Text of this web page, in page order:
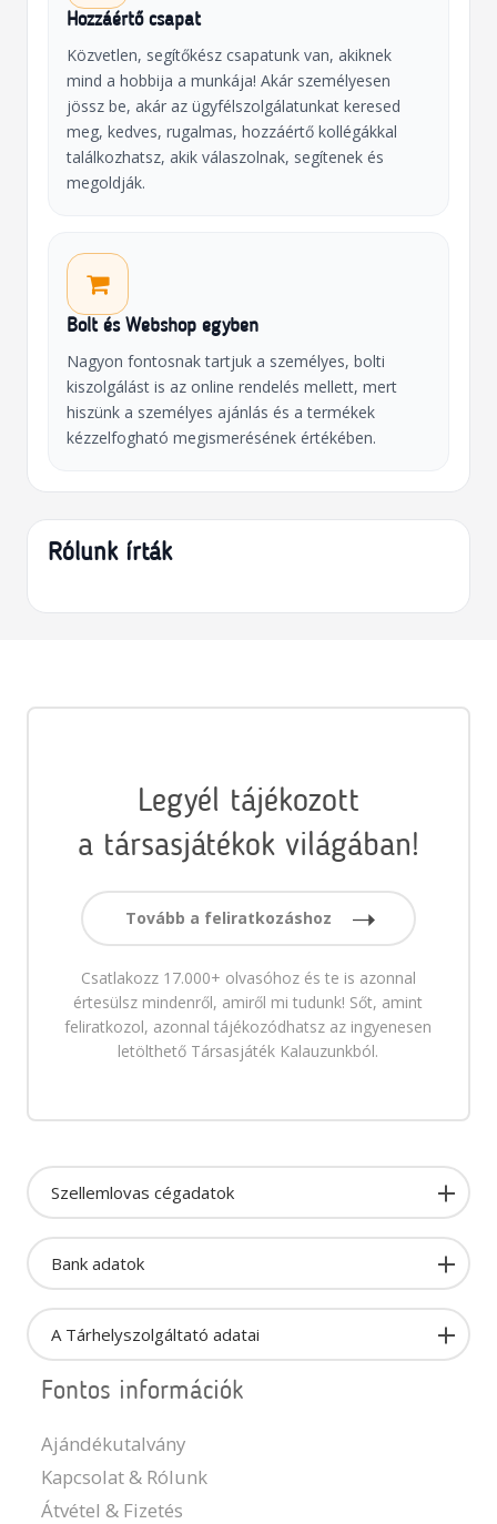
Hozzáértő csapat
Közvetlen, segítőkész csapatunk van, akiknek
mind a hobbija a munkája! Akár személyesen
jössz be, akár az ügyfélszolgálatunkat keresed
meg, kedves, rugalmas, hozzáértő kollégákkal
találkozhatsz, akik válaszolnak, segítenek és
megoldják.
Bolt és Webshop egyben
Nagyon fontosnak tartjuk a személyes, bolti
kiszolgálást is az online rendelés mellett, mert
hiszünk a személyes ajánlás és a termékek
kézzelfogható megismerésének értékében.
Rólunk írták
Legyél tájékozott
a társasjátékok világában!
Tovább a feliratkozáshoz
Csatlakozz 17.000+ olvasóhoz és te is azonnal
értesülsz mindenről, amiről mi tudunk! Sőt, amint
feliratkozol, azonnal tájékozódhatsz az ingyenesen
letölthető Társasjáték Kalauzunkból.
Szellemlovas cégadatok
Bank adatok
A Tárhelyszolgáltató adatai
Fontos információk
Ajándékutalvány
Kapcsolat & Rólunk
Átvétel & Fizetés